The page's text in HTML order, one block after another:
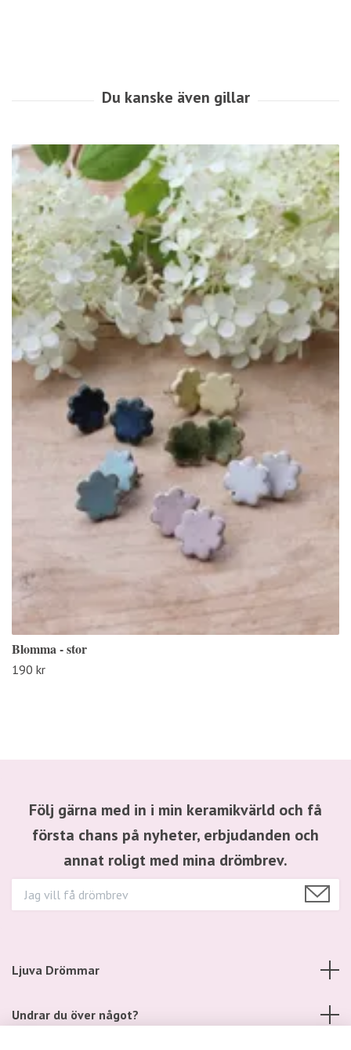
Blomma - stor
190 kr
Följ gärna med in i min keramikvärld och få
första chans på nyheter, erbjudanden och
annat roligt med mina drömbrev.
Ljuva Drömmar
Undrar du över något?